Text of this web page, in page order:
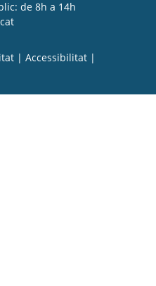
de 8h a 14h
| Accessibilitat |